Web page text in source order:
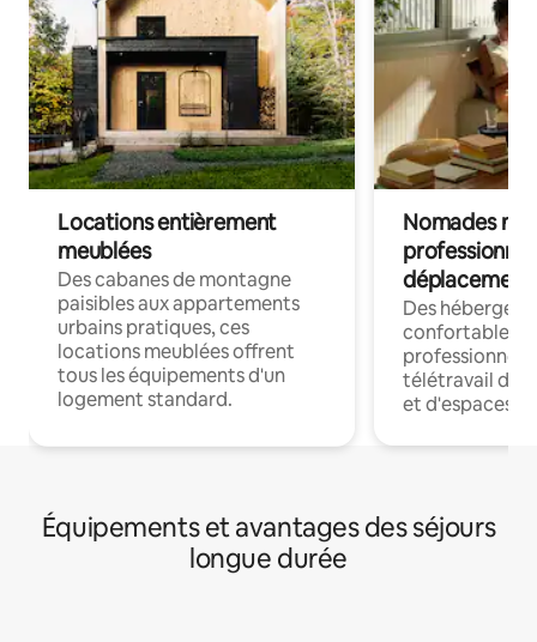
Locations entièrement
meublées
Des cabanes de montagne
paisibles aux appartements
urbains pratiques, ces
locations meublées offrent
tous les équipements d'un
logement standard.
Nomades
déplacement
Des
confortables
professionnels
télétravail
et d'espaces
Équipements et avantages des séjours
longue durée